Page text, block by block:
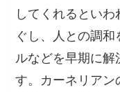
してくれるとい
ぐし、人との調
ルなどを早期に解
す。カーネリアン